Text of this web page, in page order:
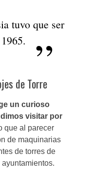
tuvo que ser
de Torre
un curioso
visitar por
que al parecer
de maquinarias
de torres de